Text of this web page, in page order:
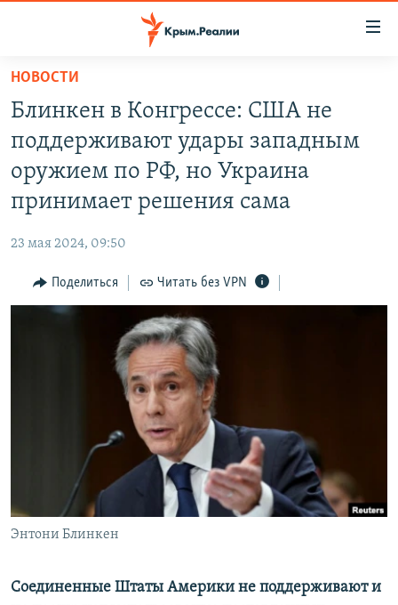
Вернуться
основному
содержанию
главной
Вернутся
поискуИНФОГРАФИКА
ТЕЛЕПРОЕКТ КРЫМ.РЕАЛИИ
СОВЕТЫ ПРАВОЗАЩИТНИКОВ
ПРОПАВШИЕ БЕЗ ВЕСТИ
ПОБЕДИТЕЛЕЙ НЕ СУДЯТ?
КРЫМ.НЕПОКОРЕННЫЙ
УКРАИНСКАЯ ПРОБЛЕМА КРЫМА
РАДІО СВОБОДА
КАК ОБОЙТИ БЛОКИРОВКУ
Все сайты RFE/RL
НОВОСТИ
Блинкен в Конгрессе: США не
поддерживают удары западным
оружием по РФ, но Украина
принимает решения сама
23 мая 2024, 09:50
Поделиться Читать без VPN
Энтони Блинкен
Соединенные Штаты Америки не поддерживают и